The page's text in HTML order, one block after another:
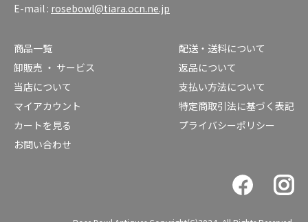
E-mail : rosebowl@tiara.ocn.ne.jp
商品一覧
卸販売 ・ サービス
当店について
マイアカウント
カートを見る
お問い合わせ
配送・送料について
返品について
支払い方法について
特定商取引法に基づく表記
プライバシーポリシー